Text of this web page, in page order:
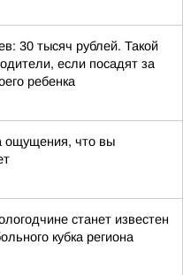
30 тысяч рублей. Такой
если посадят за
ребенка
ощущения, что вы
станет известен
кубка региона